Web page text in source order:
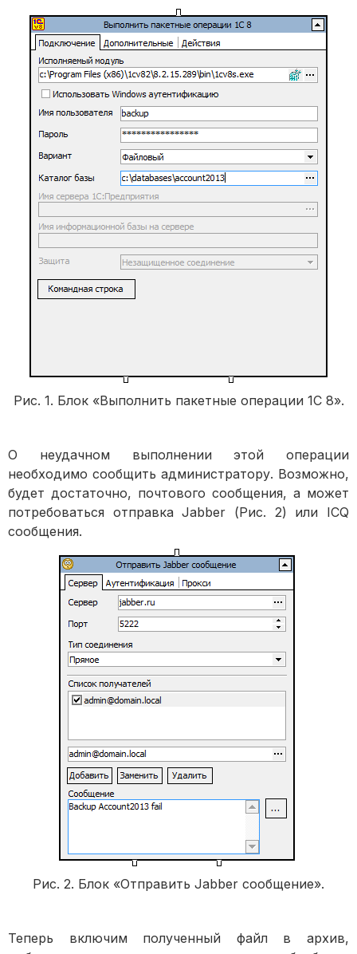
Рис. 1. Блок «Выполнить пакетные операции 1С 8».
О неудачном выполнении этой операции
необходимо сообщить администратору. Возможно,
будет достаточно, почтового сообщения, а может
потребоваться отправка Jabber (Рис. 2) или ICQ
сообщения.
Рис. 2. Блок «Отправить Jabber сообщение».
Теперь включим полученный файл в архив,